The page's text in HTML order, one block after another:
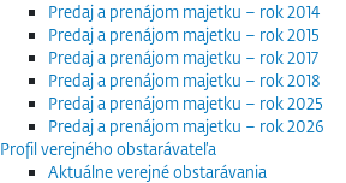
Predaj a prenájom majetku – rok 2014
Predaj a prenájom majetku – rok 2015
Predaj a prenájom majetku – rok 2017
Predaj a prenájom majetku – rok 2018
Predaj a prenájom majetku – rok 2025
Predaj a prenájom majetku – rok 2026
Profil verejného obstarávateľa
Aktuálne verejné obstarávania